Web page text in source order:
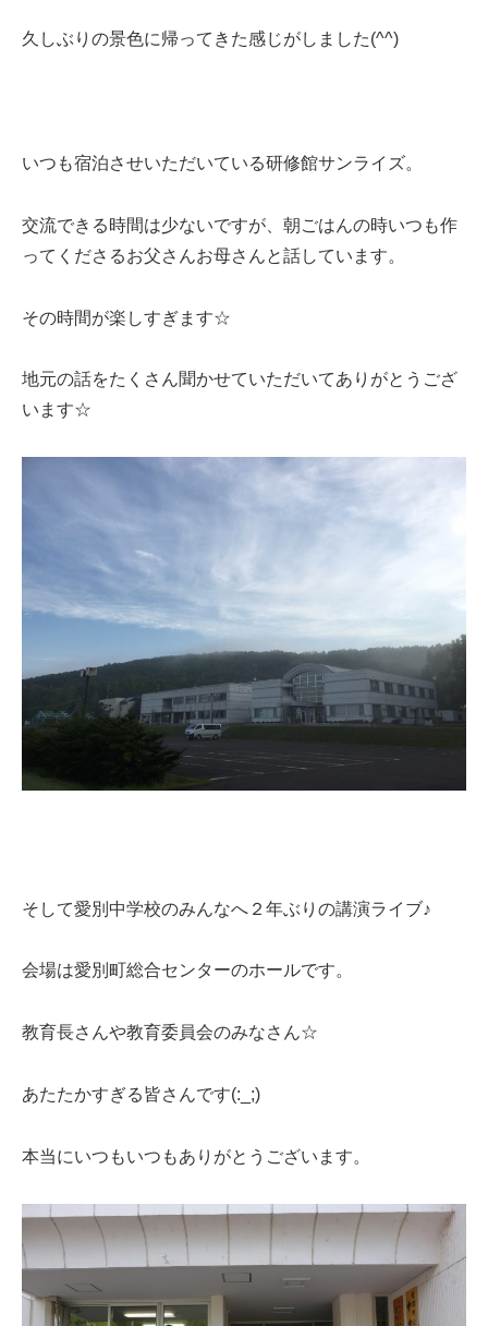
久しぶりの景色に帰ってきた感じがしました(^^)
いつも宿泊させいただいている研修館サンライズ。
交流できる時間は少ないですが、朝ごはんの時いつも作
ってくださるお父さんお母さんと話しています。
その時間が楽しすぎます☆
地元の話をたくさん聞かせていただいてありがとうござ
います☆
そして愛別中学校のみんなへ２年ぶりの講演ライブ♪
会場は愛別町総合センターのホールです。
教育長さんや教育委員会のみなさん☆
あたたかすぎる皆さんです(:_;)
本当にいつもいつもありがとうございます。